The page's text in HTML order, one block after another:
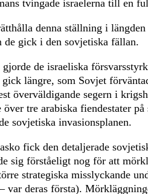
tvingade israelerna till en
denna ställning i
de gick i den sovjetiska fällan.
gjorde de israeliska
längre, som Sovjet
överväldigande segern i
över tre arabiska fiendestater
sovjetiska invasionsplanen.
fick den detaljerade
sig förståeligt nog för att
strategiska misslyckande
var deras första).